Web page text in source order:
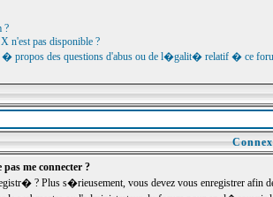
?
n'est pas disponible ?
� propos des questions d'abus ou de l�galit� relatif � ce
me connecter ?
? Plus s�rieusement, vous devez vous enregistrer